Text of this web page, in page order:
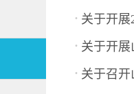
· 关于开展
· 关于开展
· 关于召